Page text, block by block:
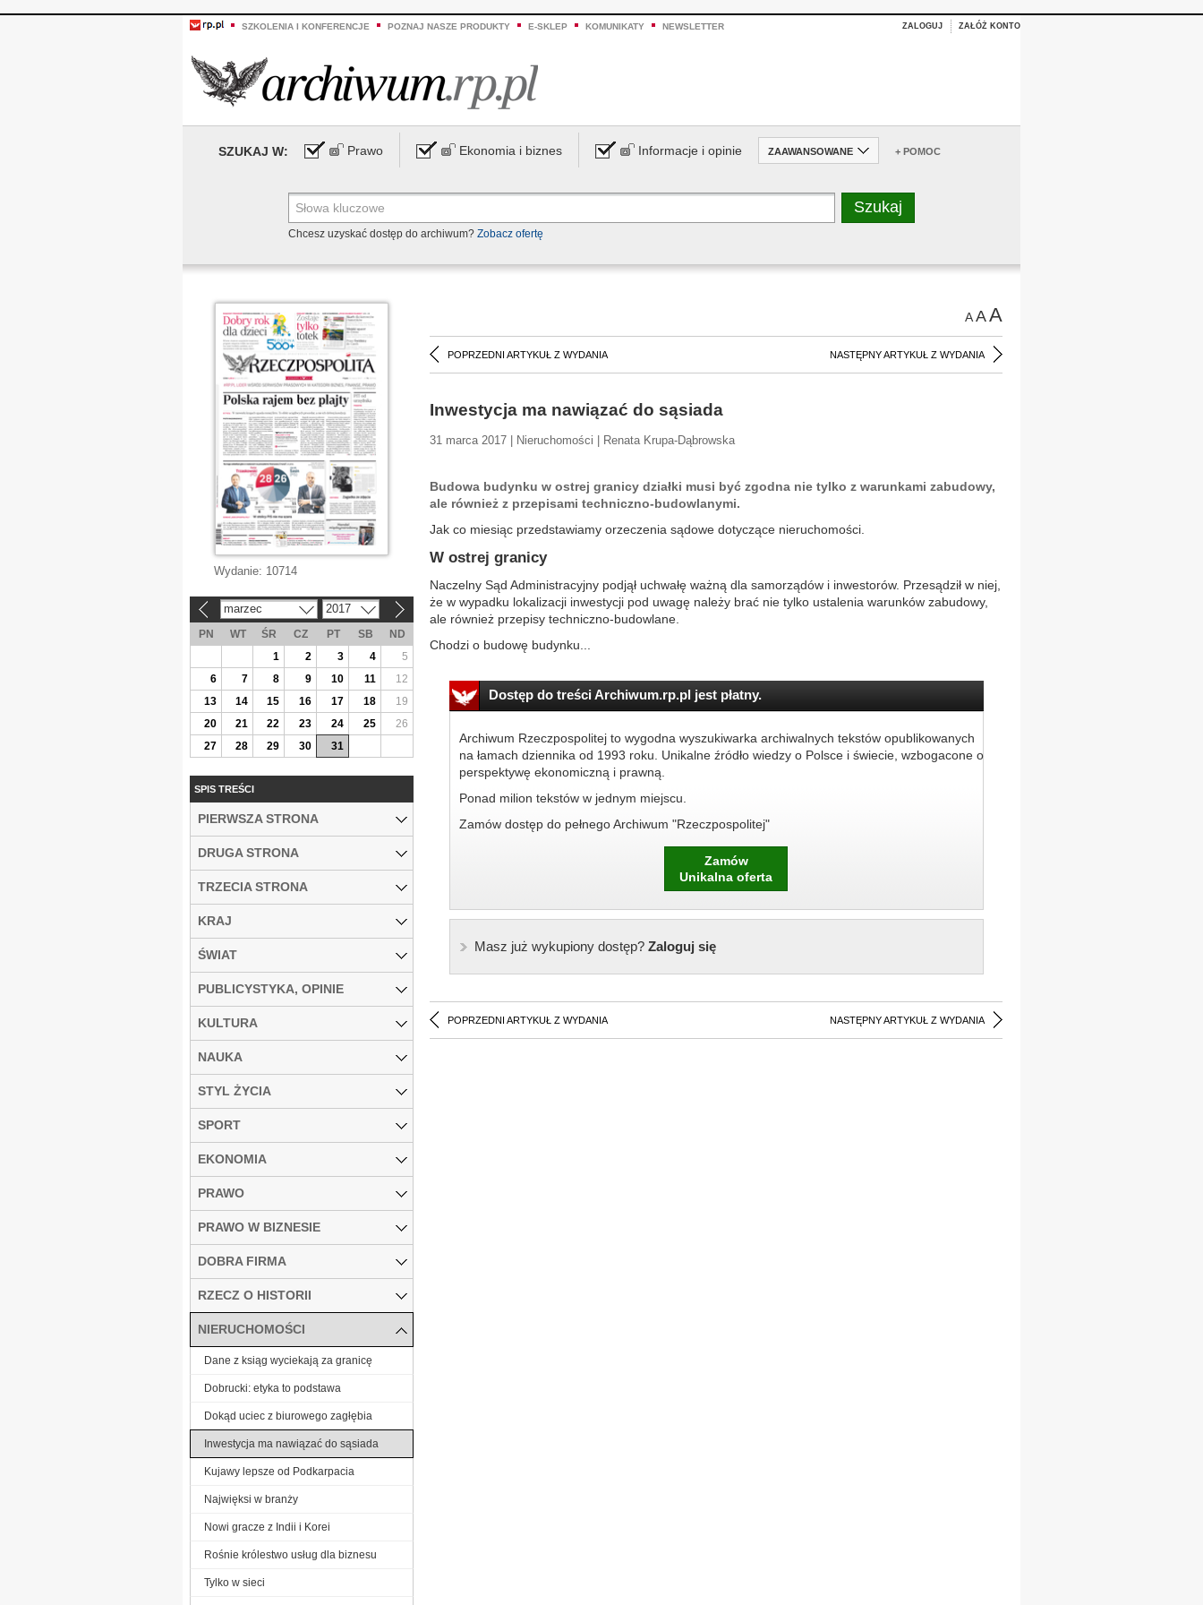
SZKOLENIA I KONFERENCJE POZNAJ NASZE PRODUKTY E-SKLEP KOMUNIKATY NEWSLETTER ZALOGUJ ZAŁÓŻ KONTO
SZUKAJ W: Prawo Ekonomia i biznes Informacje i opinie ZAAWANSOWANE + POMOC
Chcesz uzyskać dostęp do archiwum? Zobacz ofertę
AAA
POPRZEDNI ARTYKUŁ Z WYDANIA NASTĘPNY ARTYKUŁ Z WYDANIA
Inwestycja ma nawiązać do sąsiada
31 marca 2017 | Nieruchomości | Renata Krupa-Dąbrowska
Budowa budynku w ostrej granicy działki musi być zgodna nie tylko z warunkami zabudowy,
ale również z przepisami techniczno-budowlanymi.
Jak co miesiąc przedstawiamy orzeczenia sądowe dotyczące nieruchomości.
W ostrej granicy
Naczelny Sąd Administracyjny podjął uchwałę ważną dla samorządów i inwestorów. Przesądził w niej,
że w wypadku lokalizacji inwestycji pod uwagę należy brać nie tylko ustalenia warunków zabudowy,
ale również przepisy techniczno-budowlane.
Chodzi o budowę budynku...
Dostęp do treści Archiwum.rp.pl jest płatny.
Archiwum Rzeczpospolitej to wygodna wyszukiwarka archiwalnych tekstów opublikowanych
na łamach dziennika od 1993 roku. Unikalne źródło wiedzy o Polsce i świecie, wzbogacone o
perspektywę ekonomiczną i prawną.
Ponad milion tekstów w jednym miejscu.
Zamów dostęp do pełnego Archiwum "Rzeczpospolitej"
Zamów
Unikalna oferta
Masz już wykupiony dostęp?Zaloguj się
POPRZEDNI ARTYKUŁ Z WYDANIA NASTĘPNY ARTYKUŁ Z WYDANIA
Wydanie: 10714
marzec 2017
PN WT ŚR CZ PT SB
ND
1
2 3 4
5
6
7 8 9 10 11
12
13
14 15 16 17 18
19
20
21 22 23 24 25
26
27
28 29 30 31
SPIS TREŚCI
PIERWSZA STRONA
DRUGA STRONA
TRZECIA STRONA
KRAJ
ŚWIAT
PUBLICYSTYKA, OPINIE
KULTURA
NAUKA
STYL ŻYCIA
SPORT
EKONOMIA
PRAWO
PRAWO W BIZNESIE
DOBRA FIRMA
RZECZ O HISTORII
NIERUCHOMOŚCI
Dane z ksiąg wyciekają za granicę
Dobrucki: etyka to podstawa
Dokąd uciec z biurowego zagłębia
Inwestycja ma nawiązać do sąsiada
Kujawy lepsze od Podkarpacia
Najwięksi w branży
Nowi gracze z Indii i Korei
Rośnie królestwo usług dla biznesu
Tylko w sieci